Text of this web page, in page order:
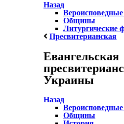
Назад
Общины
Литургические
Пресвитерианская
Евангельская
Украины
Назад
Общины